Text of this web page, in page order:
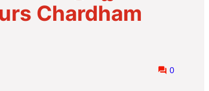
Chardham
0